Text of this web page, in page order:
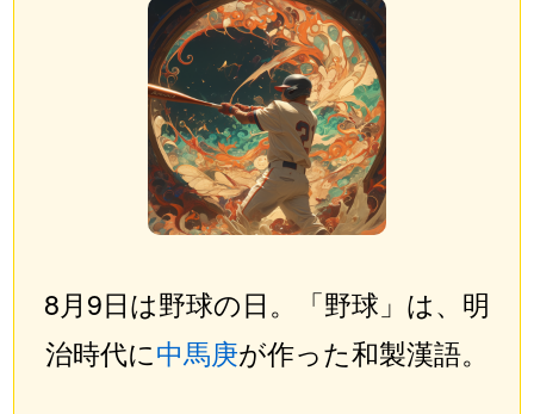
8月9日は野球の日。「野球」は、明
治時代に中馬庚が作った和製漢語。